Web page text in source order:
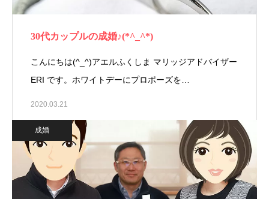
30代カップルの成婚♪(*^_^*)
こんにちは(^_^)アエルふくしま マリッジアドバイザー
ERI です。ホワイトデーにプロポーズを…
2020.03.21
成婚